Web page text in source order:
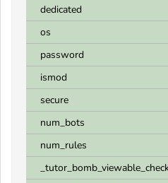
dedicated
os
password
ismod
secure
num_bots
num_rules